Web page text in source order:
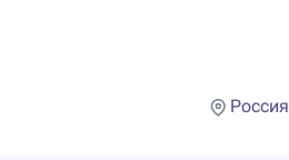
Россия